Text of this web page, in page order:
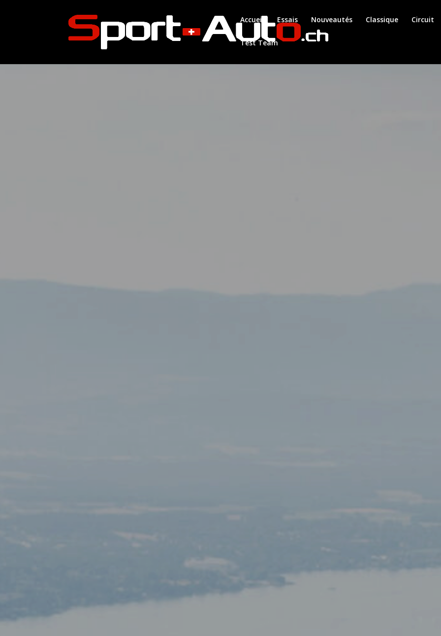
Accueil Essais Nouveautés Classique Circuit
Test Team